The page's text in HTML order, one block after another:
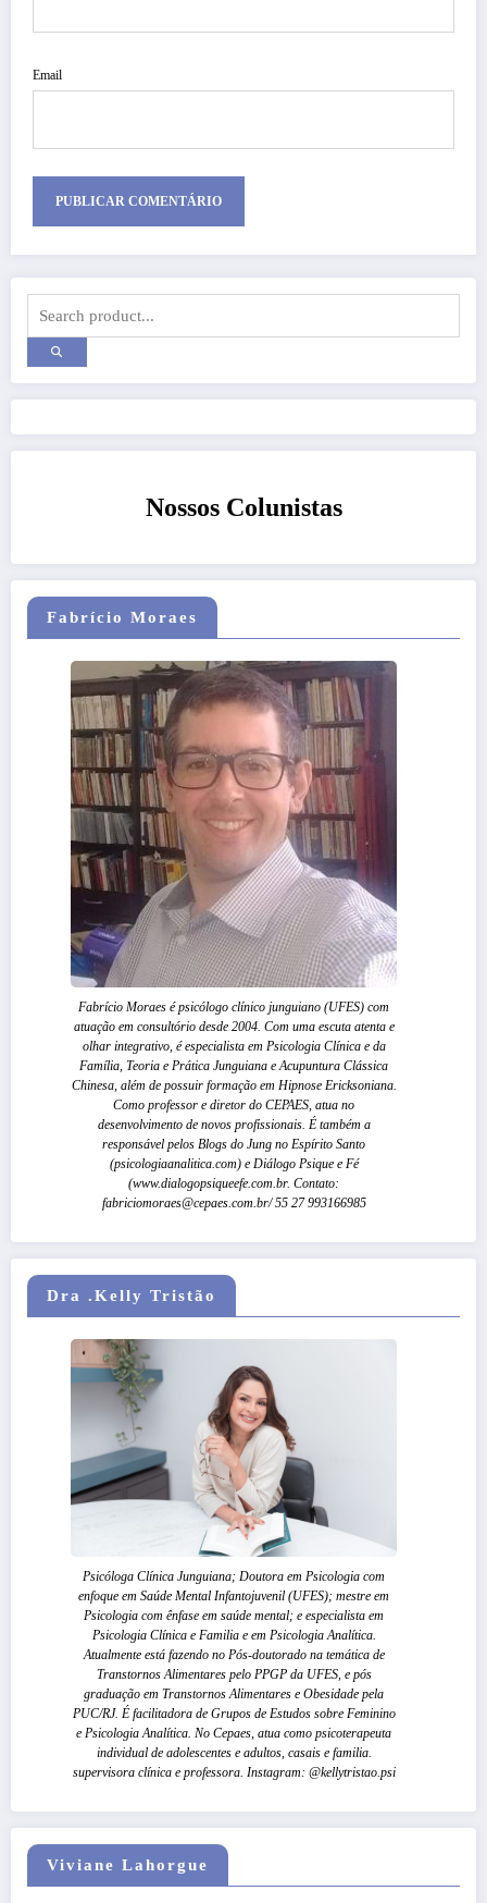
Email
Nossos Colunistas
Fabrício Moraes
Fabrício Moraes é psicólogo clínico junguiano (UFES) com
atuação em consultório desde 2004. Com uma escuta atenta e
olhar integrativo, é especialista em Psicologia Clínica e da
Família, Teoria e Prática Junguiana e Acupuntura Clássica
Chinesa, além de possuir formação em Hipnose Ericksoniana.
Como professor e diretor do CEPAES, atua no
desenvolvimento de novos profissionais. É também a
responsável pelos Blogs do Jung no Espírito Santo
(psicologiaanalitica.com) e Diálogo Psique e Fé
(www.dialogopsiqueefe.com.br. Contato:
fabriciomoraes@cepaes.com.br/ 55 27 993166985
Dra .Kelly Tristão
Psicóloga Clínica Junguiana; Doutora em Psicologia com
enfoque em Saúde Mental Infantojuvenil (UFES); mestre em
Psicologia com ênfase em saúde mental; e especialista em
Psicologia Clínica e Familia e em Psicologia Analítica.
Atualmente está fazendo no Pós-doutorado na temática de
Transtornos Alimentares pelo PPGP da UFES, e pós
graduação em Transtornos Alimentares e Obesidade pela
PUC/RJ. É facilitadora de Grupos de Estudos sobre Feminino
e Psicologia Analítica. No Cepaes, atua como psicoterapeuta
individual de adolescentes e adultos, casais e familia.
supervisora clínica e professora. Instagram: @kellytristao.psi
Viviane Lahorgue